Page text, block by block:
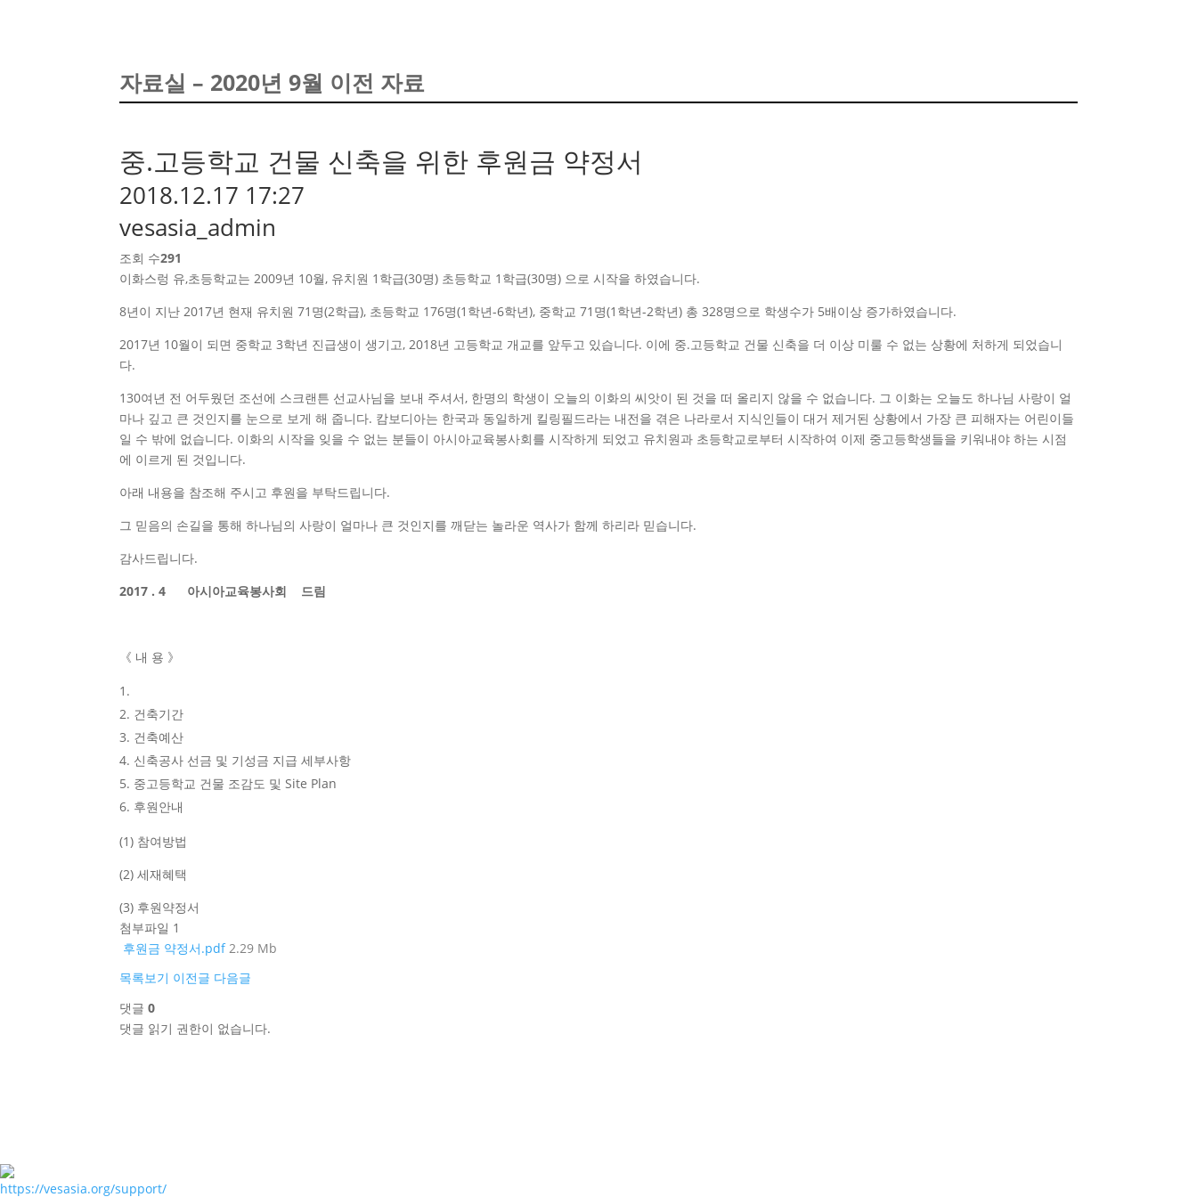
자료실 – 2020년 9월 이전 자료
중.고등학교 건물 신축을 위한 후원금 약정서
2018.12.17 17:27
vesasia_admin
조회 수291
이화스렁 유,초등학교는 2009년 10월, 유치원 1학급(30명) 초등학교 1학급(30명) 으로 시작을 하였습니다.
8년이 지난 2017년 현재 유치원 71명(2학급), 초등학교 176명(1학년-6학년), 중학교 71명(1학년-2학년) 총 328명으로 학생수가 5배이상 증가하였습니다.
2017년 10월이 되면 중학교 3학년 진급생이 생기고, 2018년 고등학교 개교를 앞두고 있습니다. 이에 중.고등학교 건물 신축을 더 이상 미룰 수 없는 상황에 처하게 되었습니
다.
130여년 전 어두웠던 조선에 스크랜튼 선교사님을 보내 주셔서, 한명의 학생이 오늘의 이화의 씨앗이 된 것을 떠 올리지 않을 수 없습니다. 그 이화는 오늘도 하나님 사랑이 얼
마나 깊고 큰 것인지를 눈으로 보게 해 줍니다. 캄보디아는 한국과 동일하게 킬링필드라는 내전을 겪은 나라로서 지식인들이 대거 제거된 상황에서 가장 큰 피해자는 어린이들
일 수 밖에 없습니다. 이화의 시작을 잊을 수 없는 분들이 아시아교육봉사회를 시작하게 되었고 유치원과 초등학교로부터 시작하여 이제 중고등학생들을 키워내야 하는 시점
에 이르게 된 것입니다.
아래 내용을 참조해 주시고 후원을 부탁드립니다.
그 믿음의 손길을 통해 하나님의 사랑이 얼마나 큰 것인지를 깨닫는 놀라운 역사가 함께 하리라 믿습니다.
감사드립니다.
2017 . 4 아시아교육봉사회 드림
《 내 용 》
건축기간
건축예산
신축공사 선금 및 기성금 지급 세부사항
중고등학교 건물 조감도 및 Site Plan
후원안내
(1) 참여방법
(2) 세재혜택
(3) 후원약정서
첨부파일 1
후원금 약정서.pdf2.29 Mb
목록보기 이전글 다음글
댓글0
댓글 읽기 권한이 없습니다.